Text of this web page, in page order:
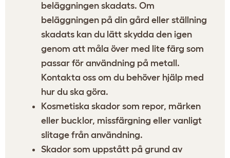
beläggningen skadats. Om
beläggningen på din gård eller ställning
skadats kan du lätt skydda den igen
genom att måla över med lite färg som
passar för användning på metall.
Kontakta oss om du behöver hjälp med
hur du ska göra.
Kosmetiska skador som repor, märken
eller bucklor, missfärgning eller vanligt
slitage från användning.
Skador som uppstått på grund av